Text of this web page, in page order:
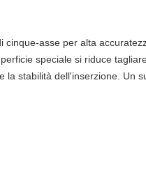
asse per alta
speciale si riduce
la stabilità dell'inserzione. Un